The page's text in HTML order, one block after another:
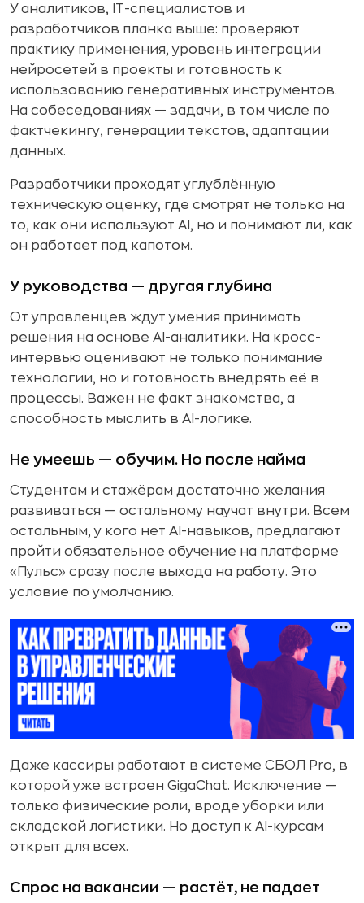
У аналитиков, IT-специалистов и
разработчиков планка выше: проверяют
практику применения, уровень интеграции
нейросетей в проекты и готовность к
использованию генеративных инструментов.
На собеседованиях — задачи, в том числе по
фактчекингу, генерации текстов, адаптации
данных.
Разработчики проходят углублённую
техническую оценку, где смотрят не только на
то, как они используют AI, но и понимают ли, как
он работает под капотом.
У руководства — другая глубина
От управленцев ждут умения принимать
решения на основе AI-аналитики. На кросс-
интервью оценивают не только понимание
технологии, но и готовность внедрять её в
процессы. Важен не факт знакомства, а
способность мыслить в AI-логике.
Не умеешь — обучим. Но после найма
Студентам и стажёрам достаточно желания
развиваться — остальному научат внутри. Всем
остальным, у кого нет AI-навыков, предлагают
пройти обязательное обучение на платформе
«Пульс» сразу после выхода на работу. Это
условие по умолчанию.
Даже кассиры работают в системе СБОЛ Pro, в
которой уже встроен GigaChat. Исключение —
только физические роли, вроде уборки или
складской логистики. Но доступ к AI-курсам
открыт для всех.
Спрос на вакансии — растёт, не падает